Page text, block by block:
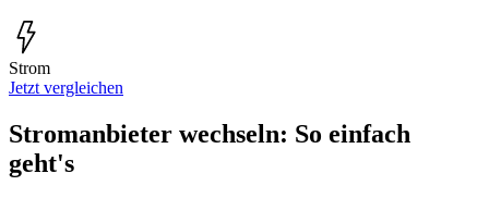
Strom
Jetzt vergleichen
Stromanbieter wechseln: So einfach
geht's